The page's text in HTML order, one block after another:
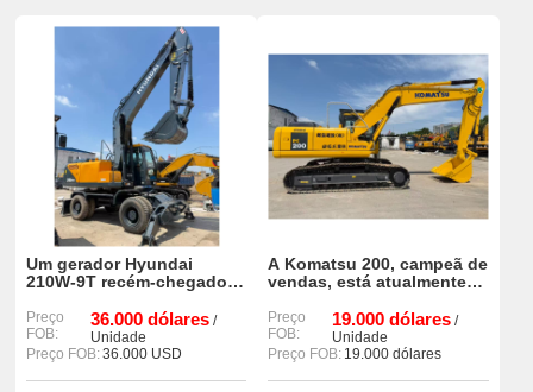
Um gerador Hyundai
210W-9T recém-chegado,
com poucas horas de uso,
está à venda.
Preço
FOB:
36.000 dólares /
Unidade
Preço FOB:36.000 USD
A Komatsu 200, campeã de
vendas, está atualmente
para venda.
Preço
FOB:
19.000 dólares /
Unidade
Preço FOB: 19.000 dólares